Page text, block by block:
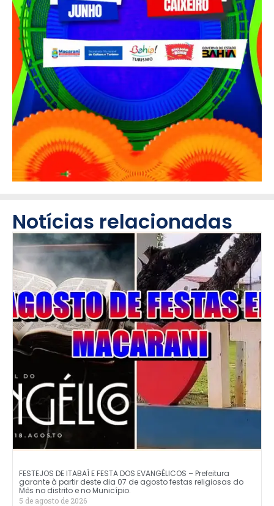
Notícias relacionadas
FESTEJOS DE ITABAÍ E FESTA DOS EVANGÉLICOS – Prefeitura
garante à partir deste dia 07 de agosto festas religiosas do
Mês no distrito e no Município.
5 de agosto de 2026